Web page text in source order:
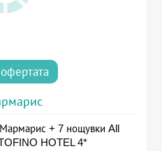
+ 7 нощувки All
HOTEL 4*